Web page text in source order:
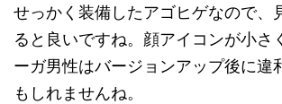
せっかく装備したアゴヒゲなので、
ると良いですね。顔アイコンが小さ
ーガ男性はバージョンアップ後に違
もしれませんね。